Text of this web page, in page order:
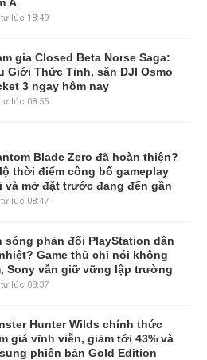
lúc 18:49
gia Closed Beta Norse Saga:
Giới Thức Tỉnh, săn DJI Osmo
3 ngay hôm nay
lúc 08:55
Blade Zero đã hoàn thiện?
thời điểm công bố gameplay
và mở đặt trước đang đến gần
lúc 08:47
sóng phản đối PlayStation dần
Game thủ chỉ nói không
Sony vẫn giữ vững lập trường
lúc 08:37
Hunter Wilds chính thức
giá vĩnh viễn, giảm tới 43% và
phiên bản Gold Edition